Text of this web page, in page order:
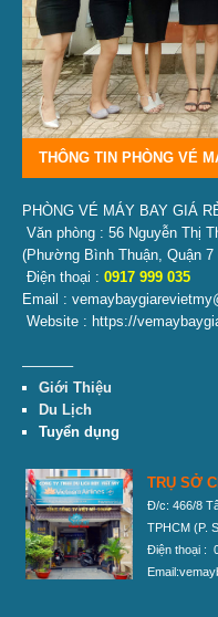
THÔNG TIN PHÒNG VÉ
PHÒNG VÉ MÁY BAY GIÁ
Văn phòng : 56 Nguyễn Thị
(Phường Bình Thuận, Quận 7
Điện thoại : 0917 999 035
Email :
Website : https://
———–
Giới Thiệu
Du Lịch
Tuyển dụng
TRỤ SỞ
Đ/c: 466/8
TPHCM (P.
Điện thoại :